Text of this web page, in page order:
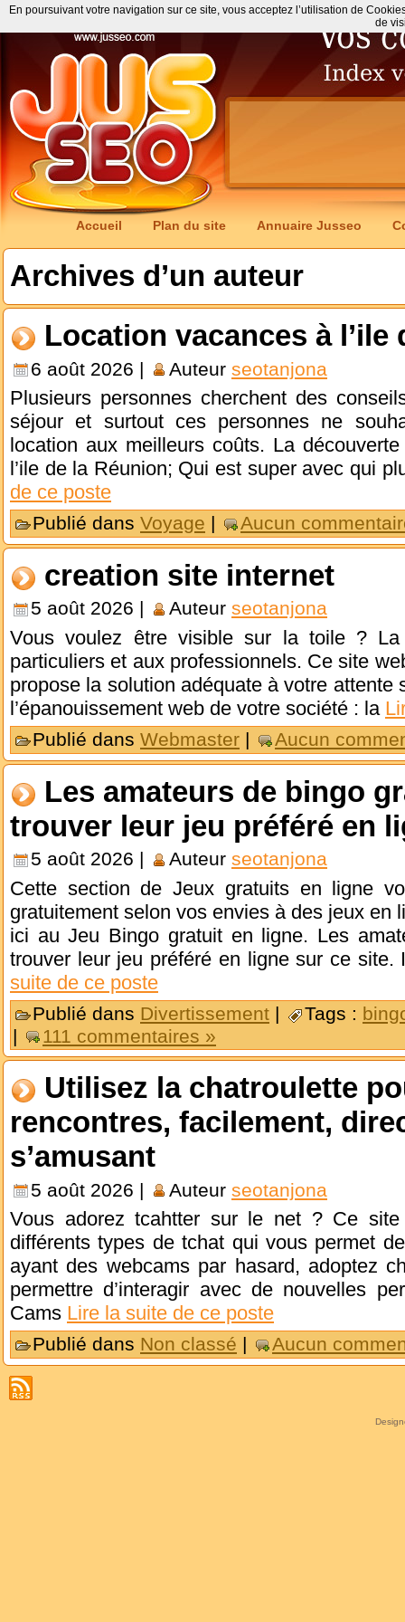
Accueil Plan du site Annuaire Jusseo
Archives d’un auteur
Location vacances à l’ile
6 août 2026 | Auteur seotanjona
Plusieurs personnes cherchent des
séjour et surtout ces personnes ne
location aux meilleurs coûts. La
l’ile de la Réunion; Qui est super avec qui
de ce poste
Publié dans Voyage | Aucun
creation site internet
5 août 2026 | Auteur seotanjona
Vous voulez être visible sur la toile ?
particuliers et aux professionnels. Ce site
propose la solution adéquate à votre attente
l’épanouissement web de votre société : la
Publié dans Webmaster | Aucun
Les amateurs de bingo
trouver leur jeu préféré en
5 août 2026 | Auteur seotanjona
Cette section de Jeux gratuits en ligne
gratuitement selon vos envies à des jeux en
ici au Jeu Bingo gratuit en ligne. Les
trouver leur jeu préféré en ligne sur ce
suite de ce poste
Publié dans Divertissement | Tags :
|
111 commentaires »
Utilisez la chatroulette
rencontres, facilement,
s’amusant
5 août 2026 | Auteur seotanjona
Vous adorez tcahtter sur le net ? Ce
différents types de tchat qui vous permet
ayant des webcams par hasard, adoptez
permettre d’interagir avec de nouvelles
Cams Lire la suite de ce poste
Publié dans Non classé | Aucun
En poursuivant votre navigation sur ce site, vous acceptez l’utilisation de
de